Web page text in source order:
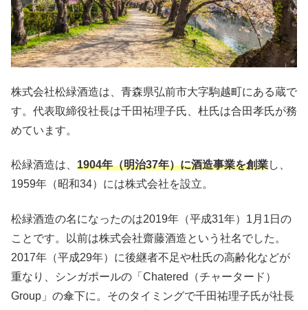
株式会社松緑酒造は、青森県弘前市大字駒越町にある蔵で
す。代表取締役社長は千田祐理子氏、杜氏は合田孝氏が務
めています。
松緑酒造は、 1904年（明治37年）に酒造事業を創業し、
1959年（昭和34）には株式会社を設立。
松緑酒造の名になったのは2019年（平成31年）1月1日の
ことです。以前は株式会社齋藤酒造という社名でした。
2017年（平成29年）に後継者不足や杜氏の高齢化などが
重なり、シンガポールの「Chatered（チャータード）
Group」の傘下に。そのタイミングで千田祐理子氏が社長